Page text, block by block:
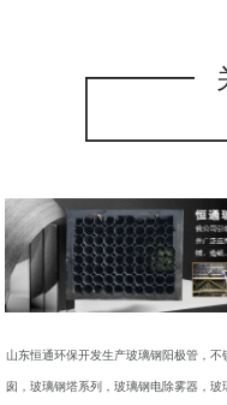
山东恒通环保开发生产玻璃钢阳极管，
囱，玻璃钢塔系列，玻璃钢电除雾器，